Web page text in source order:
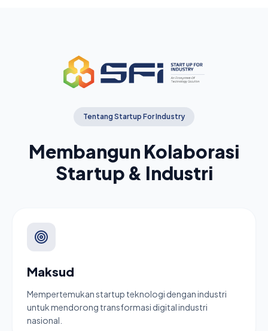
Tentang Startup For Industry
Membangun Kolaborasi
Startup & Industri
Maksud
Mempertemukan startup teknologi dengan industri
untuk mendorong transformasi digital industri
nasional.